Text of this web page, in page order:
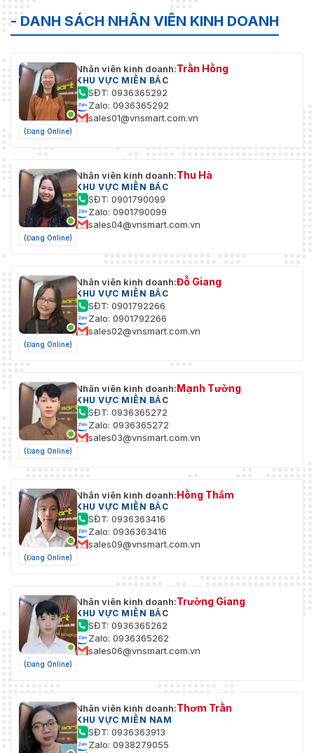
- DANH SÁCH NHÂN VIÊN KINH DOANH
(Đang Online)
Nhân viên kinh doanh:Trần Hồng
KHU VỰC MIỀN BẮC
SĐT: 0936365292
Zalo: 0936365292
sales01@vnsmart.com.vn
(Đang Online)
Nhân viên kinh doanh:Thu Hà
KHU VỰC MIỀN BẮC
SĐT: 0901790099
Zalo: 0901790099
sales04@vnsmart.com.vn
(Đang Online)
Nhân viên kinh doanh:Đỗ Giang
KHU VỰC MIỀN BẮC
SĐT: 0901792266
Zalo: 0901792266
sales02@vnsmart.com.vn
(Đang Online)
Nhân viên kinh doanh:Mạnh Tường
KHU VỰC MIỀN BẮC
SĐT: 0936365272
Zalo: 0936365272
sales03@vnsmart.com.vn
(Đang Online)
Nhân viên kinh doanh:Hồng Thắm
KHU VỰC MIỀN BẮC
SĐT: 0936363416
Zalo: 0936363416
sales09@vnsmart.com.vn
(Đang Online)
Nhân viên kinh doanh:Trường Giang
KHU VỰC MIỀN BẮC
SĐT: 0936365262
Zalo: 0936365262
sales06@vnsmart.com.vn
Nhân viên kinh doanh:Thơm Trần
KHU VỰC MIỀN NAM
SĐT: 0936363913
Zalo: 0938279055